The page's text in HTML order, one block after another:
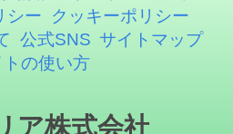
シー
クッキーポリシー
公式SNS サイトマップ
の使い方
ア株式会社